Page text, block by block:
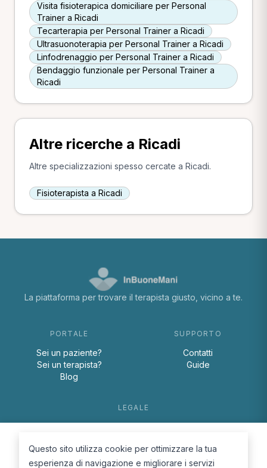
Visita fisioterapica domiciliare per Personal
Trainer a Ricadi
Tecarterapia per Personal Trainer a Ricadi
Ultrasuonoterapia per Personal Trainer a Ricadi
Linfodrenaggio per Personal Trainer a Ricadi
Bendaggio funzionale per Personal Trainer a
Ricadi
Altre ricerche a Ricadi
Altre specializzazioni spesso cercate a Ricadi.
Fisioterapista a Ricadi
La piattaforma per trovare il terapista giusto, vicino a te.
PORTALE
Sei un paziente?
Sei un terapista?
Blog
SUPPORTO
Contatti
Guide
LEGALE
Cookie Policy
Questo sito utilizza cookie per ottimizzare la tua
esperienza di navigazione e migliorare i servizi